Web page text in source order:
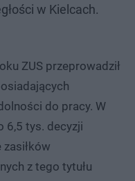
w Kielcach.
ZUS przeprowadził
do pracy. W
6,5 tys. decyzji
z tego tytułu